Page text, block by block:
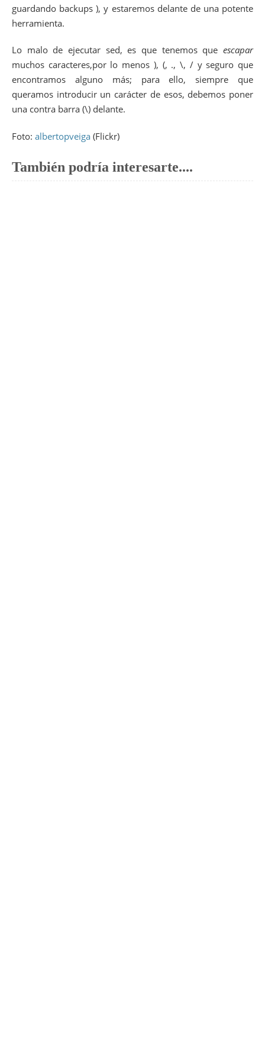
guardando backups ), y estaremos delante de una potente
herramienta.
Lo malo de ejecutar sed, es que tenemos que escapar
muchos caracteres,por lo menos ), (, ., \, / y seguro que
encontramos alguno más; para ello, siempre que
queramos introducir un carácter de esos, debemos poner
una contra barra (\) delante.
Foto: albertopveiga (Flickr)
También podría interesarte....